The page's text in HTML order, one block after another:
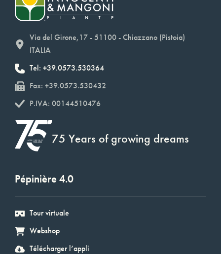
Via del Girone,17 - 51100 - Chiazzano (Pistoia)
ITALIA
Tel: +39.0573.530364
Fax: +39.0573.530432
P.IVA: 00144510476
75 Years of growing dreams
Pépinière 4.0
Tour virtuale
Webshop
Télécharger l’appli